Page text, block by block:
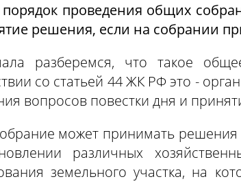
порядок проведения общих
решения, если на собрании
разберемся, что такое
со статьей 44 ЖК РФ это -
вопросов повестки дня и
может принимать решения
различных
земельного участка, на